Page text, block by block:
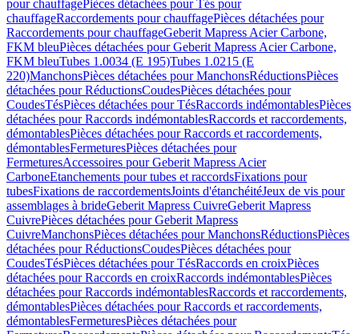
pour chauffagePièces détachées pour Tés pour
chauffageRaccordements pour chauffagePièces détachées pour
Raccordements pour chauffageGeberit Mapress Acier Carbone,
FKM bleuPièces détachées pour Geberit Mapress Acier Carbone,
FKM bleuTubes 1.0034 (E 195)Tubes 1.0215 (E
220)ManchonsPièces détachées pour ManchonsRéductionsPièces
détachées pour RéductionsCoudesPièces détachées pour
CoudesTésPièces détachées pour TésRaccords indémontablesPièces
détachées pour Raccords indémontablesRaccords et raccordements,
démontablesPièces détachées pour Raccords et raccordements,
démontablesFermeturesPièces détachées pour
FermeturesAccessoires pour Geberit Mapress Acier
CarboneEtanchements pour tubes et raccordsFixations pour
tubesFixations de raccordementsJoints d'étanchéitéJeux de vis pour
assemblages à brideGeberit Mapress CuivreGeberit Mapress
CuivrePièces détachées pour Geberit Mapress
CuivreManchonsPièces détachées pour ManchonsRéductionsPièces
détachées pour RéductionsCoudesPièces détachées pour
CoudesTésPièces détachées pour TésRaccords en croixPièces
détachées pour Raccords en croixRaccords indémontablesPièces
détachées pour Raccords indémontablesRaccords et raccordements,
démontablesPièces détachées pour Raccords et raccordements,
démontablesFermeturesPièces détachées pour